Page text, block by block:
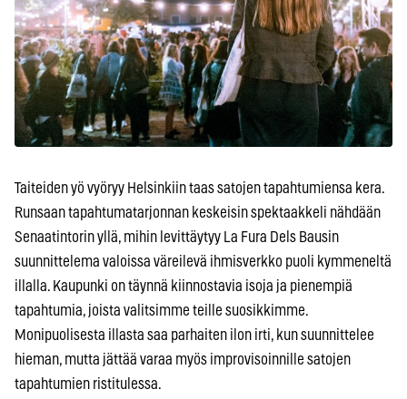
Taiteiden yö vyöryy Helsinkiin taas satojen tapahtumiensa kera.
Runsaan tapahtumatarjonnan keskeisin spektaakkeli nähdään
Senaatintorin yllä, mihin levittäytyy La Fura Dels Bausin
suunnittelema valoissa väreilevä ihmisverkko puoli kymmeneltä
illalla. Kaupunki on täynnä kiinnostavia isoja ja pienempiä
tapahtumia, joista valitsimme teille suosikkimme.
Monipuolisesta illasta saa parhaiten ilon irti, kun suunnittelee
hieman, mutta jättää varaa myös improvisoinnille satojen
tapahtumien ristitulessa.